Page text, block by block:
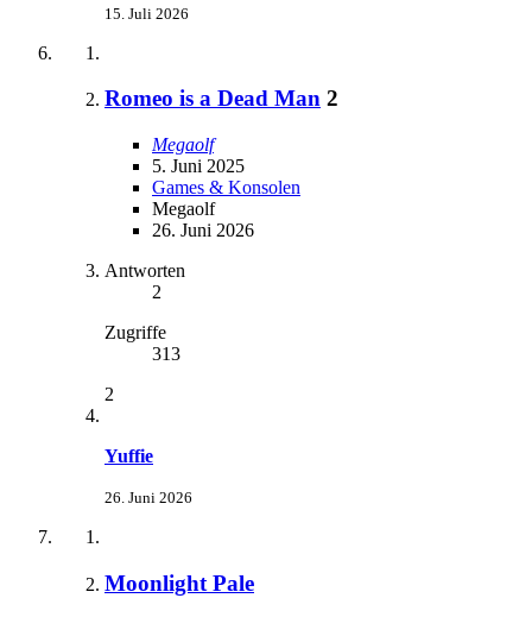
15. Juli 2026
Romeo is a Dead Man 2
Megaolf
5. Juni 2025
Games & Konsolen
Megaolf
26. Juni 2026
Antworten
2
Zugriffe
313
2
Yuffie
26. Juni 2026
Moonlight Pale